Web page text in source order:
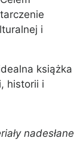
i
książka
historii i
nadesłane